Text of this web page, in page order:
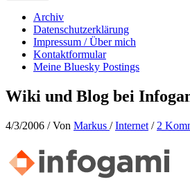
Archiv
Datenschutzerklärung
Impressum / Über mich
Kontaktformular
Meine Bluesky Postings
Wiki und Blog bei
4/3/2006 / Von Markus /Internet / 2